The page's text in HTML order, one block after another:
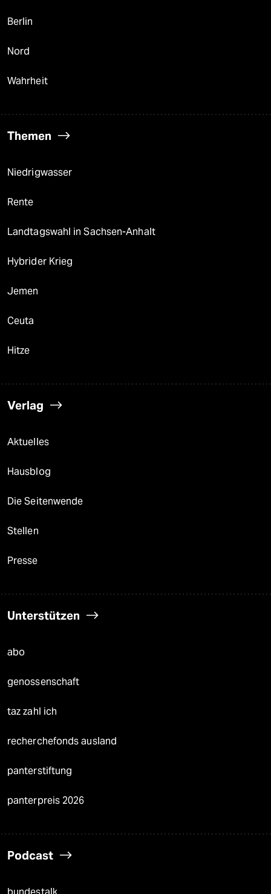
Berlin
Nord
Wahrheit
Themen
Niedrigwasser
Rente
Landtagswahl in Sachsen-Anhalt
Hybrider Krieg
Jemen
Ceuta
Hitze
Verlag
Aktuelles
Hausblog
Die Seitenwende
Stellen
Presse
Unterstützen
abo
genossenschaft
taz zahl ich
recherchefonds ausland
panterstiftung
panterpreis 2026
Podcast